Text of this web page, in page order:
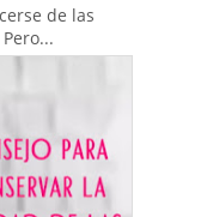
de las